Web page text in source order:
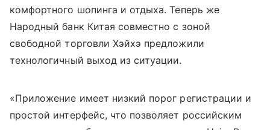
комфортного шопинга и отдыха. Теперь же
Народный банк Китая совместно с зоной
свободной торговли Хэйхэ предложили
технологичный выход из ситуации.
«Приложение имеет низкий порог регистрации и
простой интерфейс, что позволяет российским